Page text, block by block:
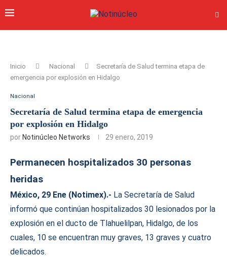
Inicio Nacional
Secretaría de Salud termina etapa de
emergencia por explosión en Hidalgo
Nacional
Secretaría de Salud termina etapa de emergencia
por explosión en Hidalgo
por Notinúcleo Networks 29 enero, 2019
Permanecen hospitalizados 30 personas
heridas
México, 29 Ene (Notimex).- La Secretaría de Salud
informó que continúan hospitalizados 30 lesionados por la
explosión en el ducto de Tlahuelilpan, Hidalgo, de los
cuales, 10 se encuentran muy graves, 13 graves y cuatro
delicados.